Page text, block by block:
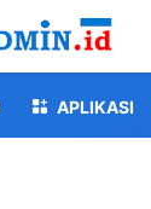
APLIKASI